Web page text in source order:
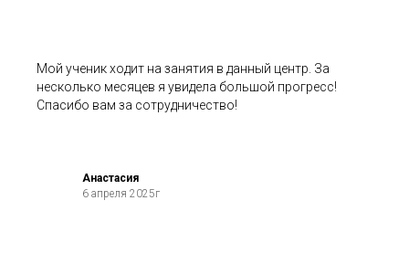
Мой ученик ходит на занятия в данный центр. За
несколько месяцев я увидела большой прогресс!
Спасибо вам за сотрудничество!
Анастасия
6 апреля 2025г